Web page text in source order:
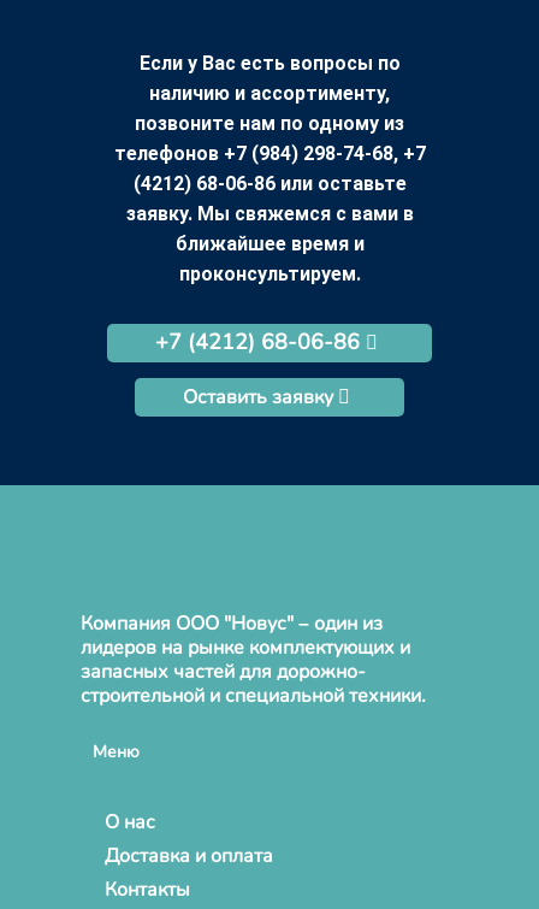
Если у Вас есть вопросы по
наличию и ассортименту,
позвоните нам по одному из
телефонов +7 (984) 298-74-68, +7
(4212) 68-06-86 или оставьте
заявку. Мы свяжемся с вами в
ближайшее время и
проконсультируем.
+7 (4212) 68-06-86
Оставить заявку
Компания ООО "Новус" – один из
лидеров на рынке комплектующих и
запасных частей для дорожно-
строительной и специальной техники.
Меню
О нас
Доставка и оплата
Контакты